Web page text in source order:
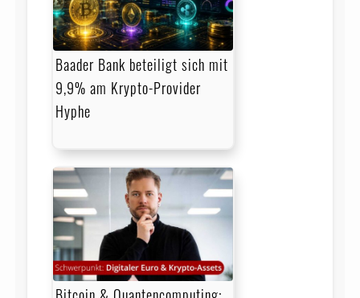
Baader Bank beteiligt sich mit
9,9% am Krypto-Provider
Hyphe